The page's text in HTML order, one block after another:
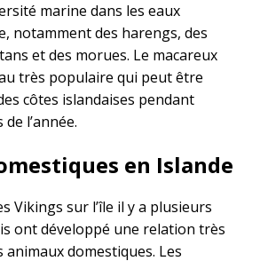
marine dans les eaux
notamment des harengs, des
et des morues. Le macareux
très populaire qui peut être
côtes islandaises pendant
l’année.
en Islande
Vikings sur l’île il y a plusieurs
ont développé une relation très
domestiques. Les